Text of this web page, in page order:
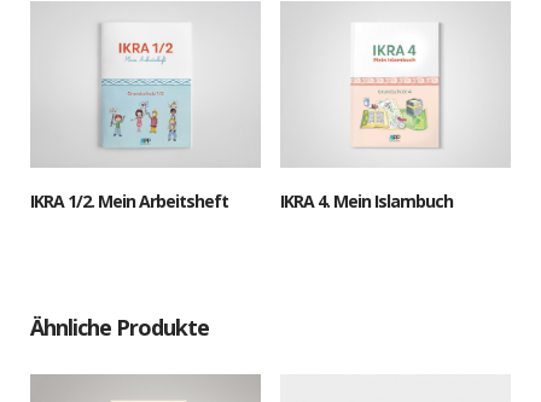
IKRA 1/2. Mein Arbeitsheft IKRA 4. Mein Islambuch
Ähnliche Produkte